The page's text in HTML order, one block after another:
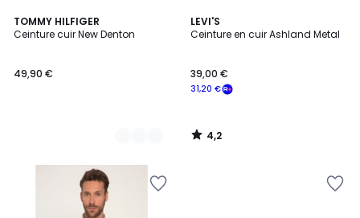
TOMMY HILFIGER
Ceinture cuir New Denton
49,90 €
2
Couleurs
LEVI'S
Ceinture en cuir Ashland Metal
31,20 €
39,00 €
4,2
/ 5
4,2
/